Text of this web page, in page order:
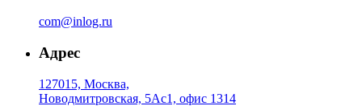
com@inlog.ru
Адрес
127015, Москва,
Новодмитровская, 5Ас1, офис 1314